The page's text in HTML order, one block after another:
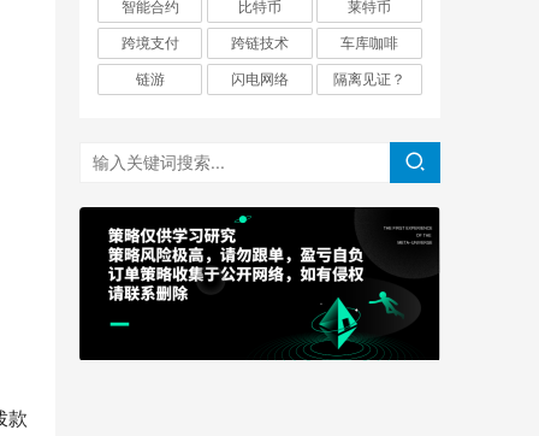
款
智能合约
比特币
莱特币
跨境支付
跨链技术
车库咖啡
链游
闪电网络 隔离见证？